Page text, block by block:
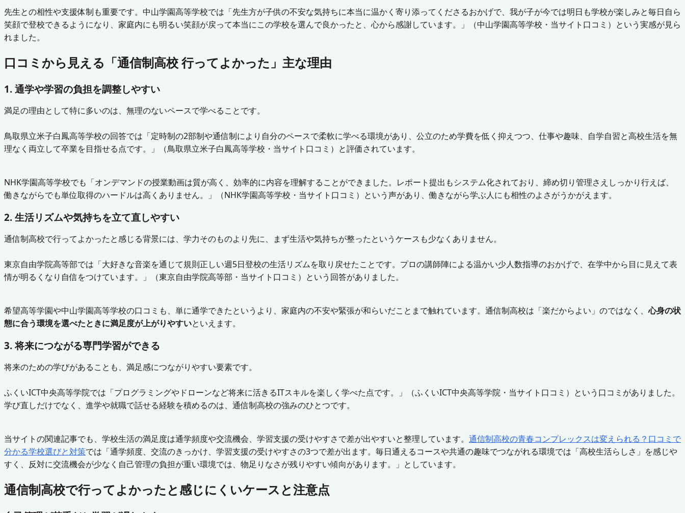
先生との相性や支援体制も重要です。中山学園高等学校では「先生方が子供の不安な気持ちに本当に温かく寄り添ってくださるおかげで、我が子が今では明日も学校が楽しみと毎日自ら
笑顔で登校できるようになり、家庭内にも明るい笑顔が戻って本当にこの学校を選んで良かったと、心から感謝しています。」（中山学園高等学校・当サイト口コミ）という実感が見ら
れました。
口コミから見える「通信制高校 行ってよかった」主な理由
1. 通学や学習の負担を調整しやすい
満足の理由として特に多いのは、無理のないペースで学べることです。
鳥取県立米子白鳳高等学校の回答では「定時制の2部制や通信制により自分のペースで柔軟に学べる環境があり、公立のため学費を低く抑えつつ、仕事や趣味、自学自習と高校生活を無
理なく両立して卒業を目指せる点です。」（鳥取県立米子白鳳高等学校・当サイト口コミ）と評価されています。
NHK学園高等学校でも「オンデマンドの授業動画は質が高く、効率的に内容を理解することができました。レポート提出もシステム化されており、締め切り管理さえしっかり行えば、
働きながらでも単位取得のハードルは高くありません。」（NHK学園高等学校・当サイト口コミ）という声があり、働きながら学ぶ人にも相性のよさがうかがえます。
2. 生活リズムや気持ちを立て直しやすい
通信制高校で行ってよかったと感じる背景には、学力そのものより先に、まず生活や気持ちが整ったというケースも少なくありません。
東京自由学院高等部では「大好きな音楽を通じて規則正しい週5日登校の生活リズムを取り戻せたことです。プロの講師陣による温かい少人数指導のおかげで、在学中から目に見えて表
情が明るくなり自信をつけています。」（東京自由学院高等部・当サイト口コミ）という回答がありました。
希望高等学園や中山学園高等学校の口コミも、単に通学できたというより、家庭内の不安や緊張が和らいだことまで触れています。通信制高校は「楽だからよい」のではなく、心身の状
態に合う環境を選べたときに満足度が上がりやすいといえます。
3. 将来につながる専門学習ができる
将来のための学びがあることも、満足感につながりやすい要素です。
ふくいICT中央高等学院では「プログラミングやドローンなど将来に活きるITスキルを楽しく学べた点です。」（ふくいICT中央高等学院・当サイト口コミ）という口コミがありました。
学び直しだけでなく、進学や就職で話せる経験を積めるのは、通信制高校の強みのひとつです。
当サイトの関連記事でも、学校生活の満足度は通学頻度や交流機会、学習支援の受けやすさで差が出やすいと整理しています。 通信制高校の青春コンプレックスは変えられる？口コミで
分かる学校選びと対策では「通学頻度、交流のきっかけ、学習支援の受けやすさの3つで差が出ます。毎日通えるコースや共通の趣味でつながれる環境では「高校生活らしさ」を感じや
すく、反対に交流機会が少なく自己管理の負担が重い環境では、物足りなさが残りやすい傾向があります。」としています。
通信制高校で行ってよかったと感じにくいケースと注意点